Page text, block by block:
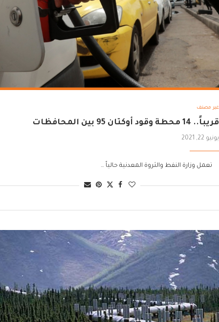
غير مصنف
قريباً.. 14 محطة وقود أوكتان 95 بين المحافظات
يونيو 22, 2021
تعمل وزارة النفط والثروة المعدنية حالياً …